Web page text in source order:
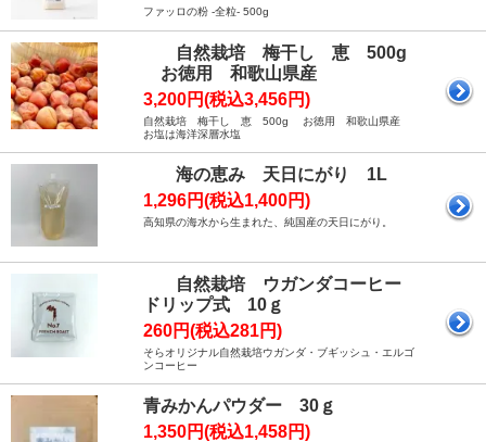
ファッロの粉 -全粒- 500g
自然栽培 梅干し 恵 500g
お徳用 和歌山県産
3,200円(税込3,456円)
自然栽培 梅干し 恵 500g お徳用 和歌山県産
お塩は海洋深層水塩
海の恵み 天日にがり 1L
1,296円(税込1,400円)
高知県の海水から生まれた、純国産の天日にがり。
自然栽培 ウガンダコーヒー
ドリップ式 10ｇ
260円(税込281円)
そらオリジナル自然栽培ウガンダ・ブギッシュ・エルゴ
ンコーヒー
青みかんパウダー 30ｇ
1,350円(税込1,458円)